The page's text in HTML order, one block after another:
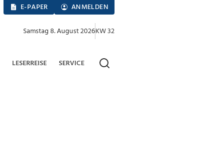
E-PAPER ANMELDEN
Samstag 8. August 2026KW 32
LESERREISE SERVICE